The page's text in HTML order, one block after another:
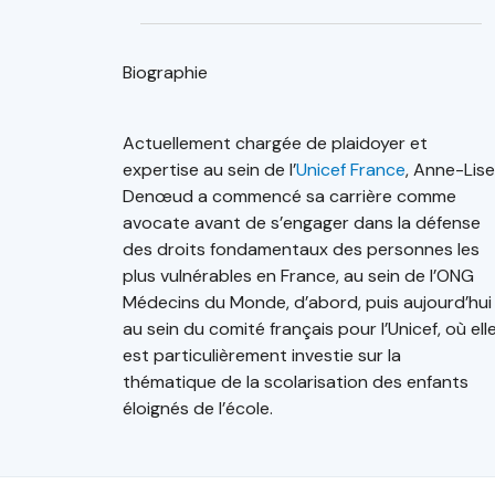
Biographie
Actuellement chargée de plaidoyer et
expertise au sein de l’Unicef France, Anne-Lise
Denœud a commencé sa carrière comme
avocate avant de s’engager dans la défense
des droits fondamentaux des personnes les
plus vulnérables en France, au sein de l’ONG
Médecins du Monde, d’abord, puis aujourd’hui
au sein du comité français pour l’Unicef, où elle
est particulièrement investie sur la
thématique de la scolarisation des enfants
éloignés de l’école.